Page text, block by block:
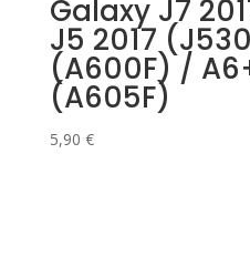
Galaxy J7
J5 2017
(A600F) /
(A605F)
5,90 €